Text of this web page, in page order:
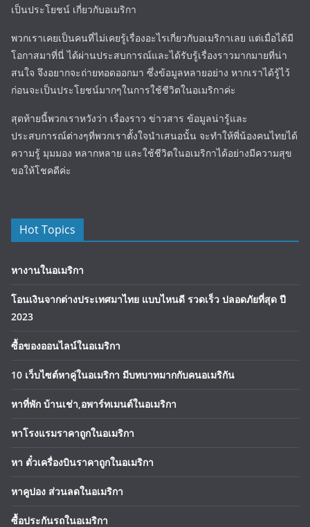
เป็นประโยชน์ เกี่ยวกับอเมริกา
พวกเราเคยเป็นคนที่ไม่เคยรู้เรื่องอะไรเกี่ยวกับอเมริกาเลย แต่เมื่อได้มี
โอกาสมาที่นี่ ได้ผ่านประสบการณ์และได้รับรู้เรื่องราวมากมายที่น่า
สนใจ จึงอยากจะถ่ายทอดออกมา ซึ่งข้อมูลหลายอย่าง หากเราได้รู้ไว้
ก่อนจะเป็นประโยชน์มากๆในการใช้ชีวิตในอเมริกาค่ะ
สุดท้ายนี้พวกเราหวังว่า เรื่องราว ข่าวสาร ข้อมูลน่ารู้และ
ประสบการณ์ต่างๆที่พวกเราตั้งใจนำเสนอนั้น จะทำให้พี่น้องคนไทยได้
ความรู้ มุมมอง หลากหลาย และใช้ชีวิตในอเมริกาได้อย่างมีความสุข
ขอให้โชคดีค่ะ
Hot Topics
หางานในอเมริกา
โอนเงินจากต่างประเทศมาไทย แบบไหนดี รวดเร็ว ปลอดภัยที่สุด ปี
2023
ซื้อของออนไลน์ในอเมริกา
10 เว็บไซต์หาคู่ในอเมริกา มีบทบาทมากกับคนอเมริกัน
หาที่พัก บ้านเช่า,อพาร์ทเมนต์ในอเมริกา
หาโรงแรมราคาถูกในอเมริกา
หา ตั๋วเครื่องบินราคาถูกในอเมริกา
หาคูปอง ส่วนลดในอเมริกา
ซื้อประกันรถในอเมริกา